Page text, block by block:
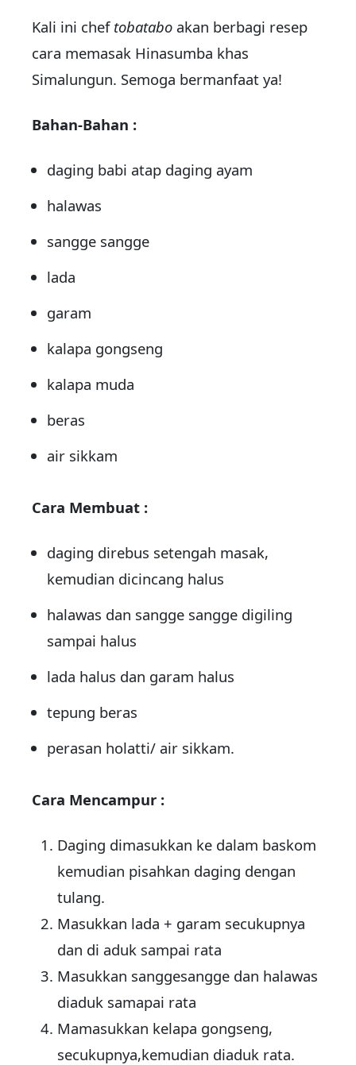
Kali ini chef tobatabo akan berbagi resep
cara memasak Hinasumba khas
Simalungun. Semoga bermanfaat ya!
Bahan-Bahan :
daging babi atap daging ayam
halawas
sangge sangge
lada
garam
kalapa gongseng
kalapa muda
beras
air sikkam
Cara Membuat :
daging direbus setengah masak,
kemudian dicincang halus
halawas dan sangge sangge digiling
sampai halus
lada halus dan garam halus
tepung beras
perasan holatti/ air sikkam.
Cara Mencampur :
Daging dimasukkan ke dalam baskom
kemudian pisahkan daging dengan
tulang.
Masukkan lada + garam secukupnya
dan di aduk sampai rata
Masukkan sanggesangge dan halawas
diaduk samapai rata
Mamasukkan kelapa gongseng,
secukupnya,kemudian diaduk rata.